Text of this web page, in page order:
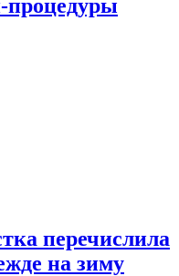
процедуры
перечислила
на зиму